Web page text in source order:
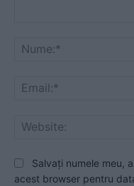
Salvați numele meu,
acest browser pentru